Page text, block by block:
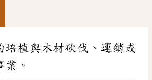
培植與木材砍伐、運銷或
業。